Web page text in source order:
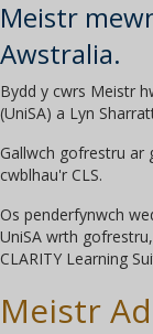
Meistr
Awstralia.
Bydd y cwrs Meistr
(UniSA) a Lyn
Gallwch gofrestru ar
cwblhau'r CLS.
Os penderfynwch
UniSA wrth
CLARITY Learning
Meistr